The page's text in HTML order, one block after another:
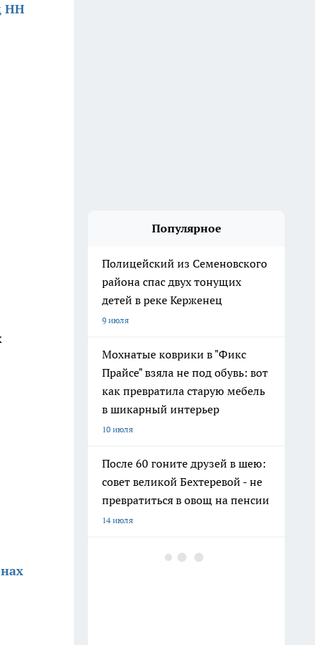
НН
Популярное
Полицейский из Семеновского
района спас двух тонущих
детей в реке Керженец
9 июля
Мохнатые коврики в "Фикс
Прайсе" взяла не под обувь: вот
как превратила старую мебель
в шикарный интерьер
10 июля
После 60 гоните друзей в шею:
совет великой Бехтеревой - не
превратиться в овощ на пенсии
14 июля
Гигант с нежной душой: как